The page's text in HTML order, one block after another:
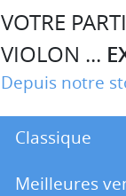
VOTRE
VIOLON ...
Depuis notre
Classique
Meilleures